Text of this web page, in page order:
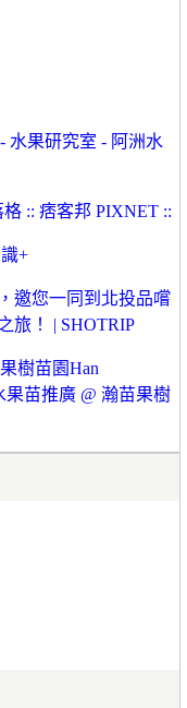
水果研究室 - 阿洲水
:: 痞客邦 PIXNET ::
+
邀您一同到北投品嚐
旅！ | SHOTRIP
樹苗園Han
果苗推廣 @ 瀚苗果樹